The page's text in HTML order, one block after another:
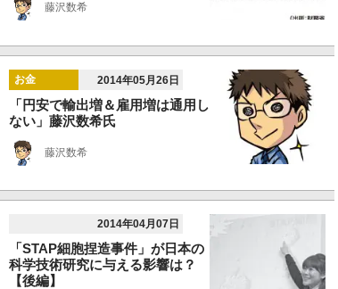
藤沢数希
お金 2014年05月26日
「円安で輸出増＆雇用増は通用し
ない」藤沢数希氏
藤沢数希
2014年04月07日
「STAP細胞捏造事件」が日本の
科学技術研究に与える影響は？
【後編】